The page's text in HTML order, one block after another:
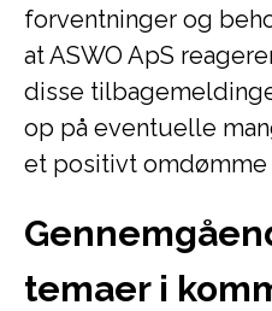
forventninger og
at ASWO ApS
disse
op på eventuelle
et positivt
temaer i